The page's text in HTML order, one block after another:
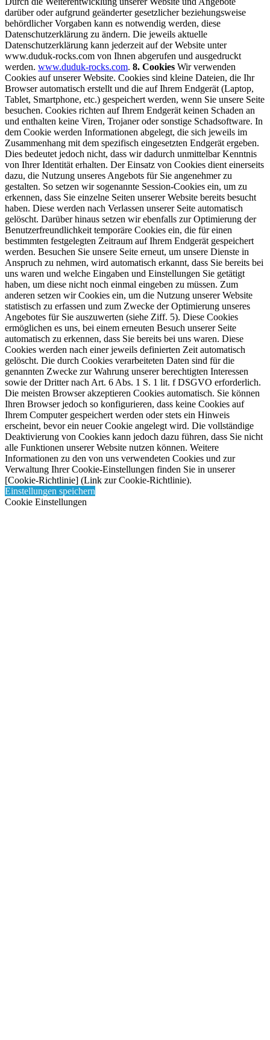
darüber oder aufgrund geänderter gesetzlicher beziehungsweise
behördlicher Vorgaben kann es notwendig werden, diese
Datenschutzerklärung zu ändern. Die jeweils aktuelle
Datenschutzerklärung kann jederzeit auf der Website unter
www.duduk-rocks.com von Ihnen abgerufen und ausgedruckt
werden. www.duduk-rocks.com. 8. Cookies Wir verwenden
Cookies auf unserer Website. Cookies sind kleine Dateien, die Ihr
Browser automatisch erstellt und die auf Ihrem Endgerät (Laptop,
Tablet, Smartphone, etc.) gespeichert werden, wenn Sie unsere Seite
besuchen. Cookies richten auf Ihrem Endgerät keinen Schaden an
und enthalten keine Viren, Trojaner oder sonstige Schadsoftware. In
dem Cookie werden Informationen abgelegt, die sich jeweils im
Zusammenhang mit dem spezifisch eingesetzten Endgerät ergeben.
Dies bedeutet jedoch nicht, dass wir dadurch unmittelbar Kenntnis
von Ihrer Identität erhalten. Der Einsatz von Cookies dient einerseits
dazu, die Nutzung unseres Angebots für Sie angenehmer zu
gestalten. So setzen wir sogenannte Session-Cookies ein, um zu
erkennen, dass Sie einzelne Seiten unserer Website bereits besucht
haben. Diese werden nach Verlassen unserer Seite automatisch
gelöscht. Darüber hinaus setzen wir ebenfalls zur Optimierung der
Benutzerfreundlichkeit temporäre Cookies ein, die für einen
bestimmten festgelegten Zeitraum auf Ihrem Endgerät gespeichert
werden. Besuchen Sie unsere Seite erneut, um unsere Dienste in
Anspruch zu nehmen, wird automatisch erkannt, dass Sie bereits bei
uns waren und welche Eingaben und Einstellungen Sie getätigt
haben, um diese nicht noch einmal eingeben zu müssen. Zum
anderen setzen wir Cookies ein, um die Nutzung unserer Website
statistisch zu erfassen und zum Zwecke der Optimierung unseres
Angebotes für Sie auszuwerten (siehe Ziff. 5). Diese Cookies
ermöglichen es uns, bei einem erneuten Besuch unserer Seite
automatisch zu erkennen, dass Sie bereits bei uns waren. Diese
Cookies werden nach einer jeweils definierten Zeit automatisch
gelöscht. Die durch Cookies verarbeiteten Daten sind für die
genannten Zwecke zur Wahrung unserer berechtigten Interessen
sowie der Dritter nach Art. 6 Abs. 1 S. 1 lit. f DSGVO erforderlich.
Die meisten Browser akzeptieren Cookies automatisch. Sie können
Ihren Browser jedoch so konfigurieren, dass keine Cookies auf
Ihrem Computer gespeichert werden oder stets ein Hinweis
erscheint, bevor ein neuer Cookie angelegt wird. Die vollständige
Deaktivierung von Cookies kann jedoch dazu führen, dass Sie nicht
alle Funktionen unserer Website nutzen können. Weitere
Informationen zu den von uns verwendeten Cookies und zur
Verwaltung Ihrer Cookie-Einstellungen finden Sie in unserer
[Cookie-Richtlinie] (Link zur Cookie-Richtlinie).
Einstellungen speichern
Cookie Einstellungen